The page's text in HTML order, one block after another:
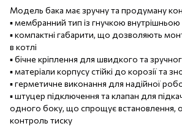
Модель бака має зручну та продуману
▪️ мембранний тип із гнучкою
▪️ компактні габарити, що дозволяють
в котлі
▪️ бічне кріплення для швидкого та
▪️ матеріали корпусу стійкі до корозії та
▪️ герметичне виконання для надійної
▪️ штуцер підключення та клапан для
одного боку, що спрощує встановлення,
контроль тиску